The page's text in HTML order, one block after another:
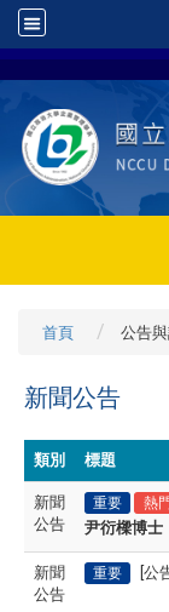
首頁 公告
新聞公告
類別 標題
新聞
公告
重要 熱
尹衍樑博士
新聞
公告
重要 [公